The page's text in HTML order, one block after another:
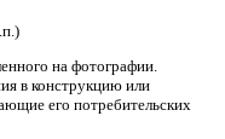
на фотографии.
в конструкцию или
его потребительских